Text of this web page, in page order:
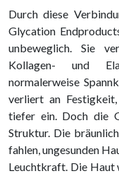
Durch diese
Glycation
unbeweglich. Sie
Kollagen- und
normalerweise
verliert an
tiefer ein. Doch die
Struktur. Die
fahlen, ungesunden
Leuchtkraft. Die Haut